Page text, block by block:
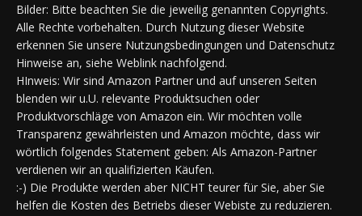
Bilder: Bitte beachten Sie die jeweilig genannten Copyrights.
Alle Rechte vorbehalten. Durch Nutzung dieser Website
erkennen Sie unsere Nutzungsbedingungen und Datenschutz
Hinweise an, siehe Weblink nachfolgend.
HInweis: Wir sind Amazon Partner und auf unseren Seiten
blenden wir u.U. relevante Produktsuchen oder
Produktvorschläge von Amazon ein. Wir möchten volle
Transparenz gewährleisten und Amazon möchte, dass wir
wörtlich folgendes Statement geben: Als Amazon-Partner
verdienen wir an qualifizierten Käufen.
:-) Die Produkte werden aber NICHT teurer für Sie, aber Sie
helfen die Kosten des Betriebs dieser Webiste zu reduzieren.